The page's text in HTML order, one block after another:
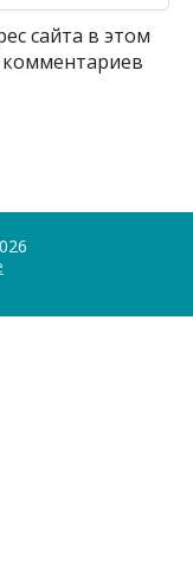
сайта в этом